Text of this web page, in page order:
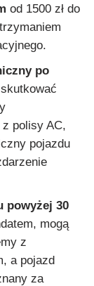
od 1500 zł do
po
polisy AC,
pojazdu
powyżej 30
mogą
z
a pojazd
za